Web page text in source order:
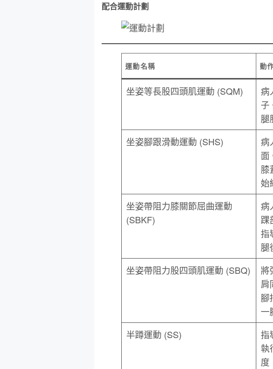
配合運動計劃
運動名稱 動
坐姿等長股四頭肌運動 (SQM)
病
子
腿
坐姿腳跟滑動運動 (SHS)
病
面
膝
始
坐姿帶阻力膝關節屈曲運動
(SBKF)
病
踝
指
腿
坐姿帶阻力股四頭肌運動 (SBQ)
將
肩
腳
一
半蹲運動 (SS)
指
執
度